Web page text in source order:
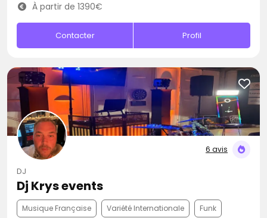
À partir de 1390€
Contacter Profil
6 avis
DJ
Dj Krys events
Musique Française Variété Internationale Funk